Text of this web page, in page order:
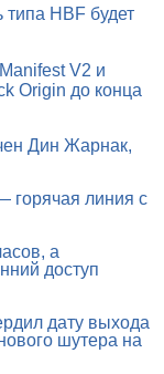
типа HBF будет
V2 и
Origin до конца
Дин Жарнак,
горячая линия с
а
доступ
дату выхода
шутера на